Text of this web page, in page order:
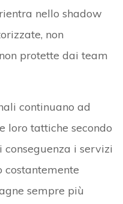
nello shadow
non
protette dai team
continuano ad
loro tattiche secondo
i servizi
sempre più